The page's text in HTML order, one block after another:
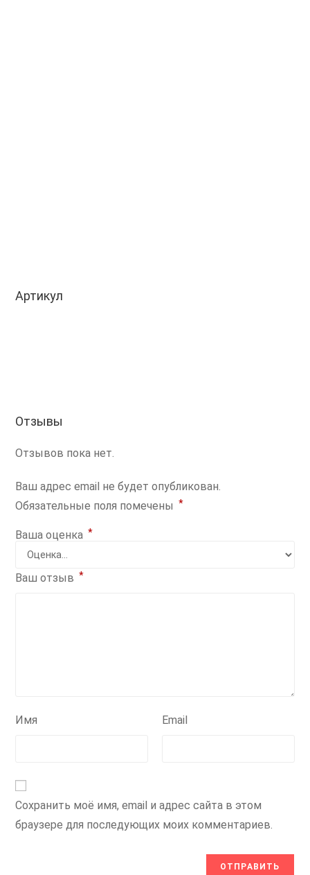
Артикул
Отзывы
Отзывов пока нет.
Ваш адрес email не будет опубликован.
Обязательные поля помечены *
Ваша оценка *
Ваш отзыв *
Имя Email
Сохранить моё имя, email и адрес сайта в этом
браузере для последующих моих комментариев.